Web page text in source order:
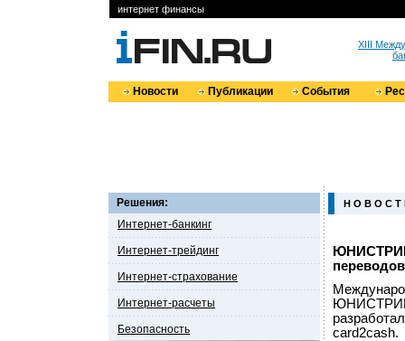
интернет финансы
XIII
Новости Публикации События
Решения:
Интернет-банкинг
Интернет-трейдинг
Интернет-страхование
Интернет-расчеты
Безопасность
Н О В О С Т
ЮНИСТРИМ
card2cash.